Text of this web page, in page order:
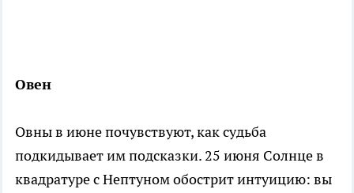
Овен
Овны в июне почувствуют, как судьба
подкидывает им подсказки. 25 июня Солнце в
квадратуре с Нептуном обострит интуицию: вы